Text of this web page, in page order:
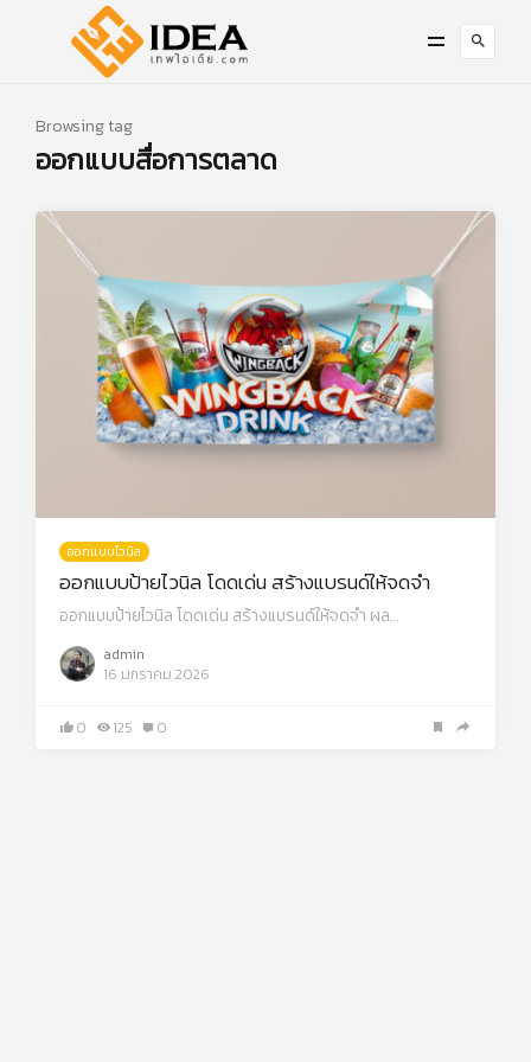
Browsing tag
ออกแบบสื่อการตลาด
ออกแบบไวนิล
ออกแบบป้ายไวนิล โดดเด่น สร้างแบรนด์ให้จดจำ
ออกแบบป้ายไวนิล โดดเด่น สร้างแบรนด์ให้จดจำ ผล…
admin
16 มกราคม 2026
0 125 0